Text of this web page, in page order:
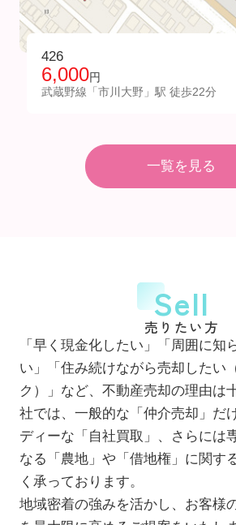
426
6,000円
武蔵野線「市川大野」駅 徒歩22分
一覧を見る
Sell
売りたい方
「早く現金化したい」「周囲に知
い」「住み続けながら売却したい
ク）」など、不動産売却の理由は
社では、一般的な「仲介売却」だ
ディーな「自社買取」、さらには
なる「農地」や「借地権」に関す
く承っております。
地域密着の強みを活かし、お客様